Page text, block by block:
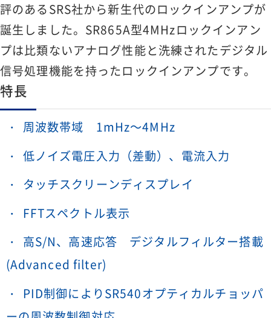
評のあるSRS社から新生代のロックインアンプが
誕生しました。SR865A型4MHzロックインアン
プは比類ないアナログ性能と洗練されたデジタル
信号処理機能を持ったロックインアンプです。
特長
周波数帯域 1mHz～4MHz
低ノイズ電圧入力（差動）、電流入力
タッチスクリーンディスプレイ
FFTスペクトル表示
高S/N、高速応答 デジタルフィルター搭載
(Advanced filter)
PID制御によりSR540オプティカルチョッパ